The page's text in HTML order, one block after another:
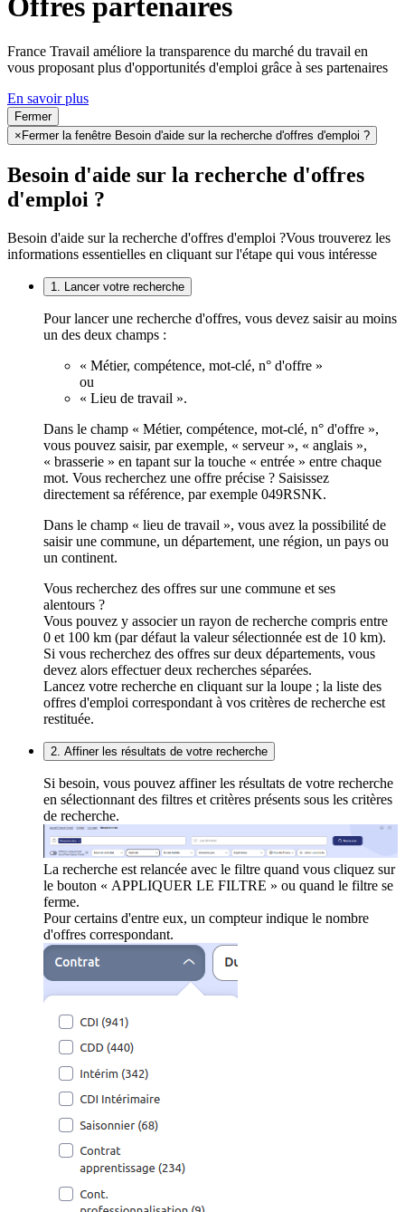
Offres partenaires
France Travail améliore la transparence du marché du travail en
vous proposant plus d'opportunités d'emploi grâce à ses partenaires
En savoir plus
Fermer
× Fermer la fenêtre Besoin d'aide sur la recherche d'offres d'emploi ?
Besoin d'aide sur la recherche d'offres
d'emploi ?
Besoin d'aide sur la recherche d'offres d'emploi ?Vous trouverez les
informations essentielles en cliquant sur l'étape qui vous intéresse
1. Lancer votre recherche
Pour lancer une recherche d'offres, vous devez saisir au moins
un des deux champs :
« Métier, compétence, mot-clé, n° d'offre »
ou
« Lieu de travail ».
Dans le champ « Métier, compétence, mot-clé, n° d'offre »,
vous pouvez saisir, par exemple, « serveur », « anglais »,
« brasserie » en tapant sur la touche « entrée » entre chaque
mot. Vous recherchez une offre précise ? Saisissez
directement sa référence, par exemple 049RSNK.
Dans le champ « lieu de travail », vous avez la possibilité de
saisir une commune, un département, une région, un pays ou
un continent.
Vous recherchez des offres sur une commune et ses
alentours ?
Vous pouvez y associer un rayon de recherche compris entre
0 et 100 km (par défaut la valeur sélectionnée est de 10 km).
Si vous recherchez des offres sur deux départements, vous
devez alors effectuer deux recherches séparées.
Lancez votre recherche en cliquant sur la loupe ; la liste des
offres d'emploi correspondant à vos critères de recherche est
restituée.
2. Affiner les résultats de votre recherche
Si besoin, vous pouvez affiner les résultats de votre recherche
en sélectionnant des filtres et critères présents sous les critères
de recherche.
La recherche est relancée avec le filtre quand vous cliquez sur
le bouton « APPLIQUER LE FILTRE » ou quand le filtre se
ferme.
Pour certains d'entre eux, un compteur indique le nombre
d'offres correspondant.